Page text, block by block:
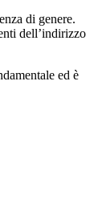
di genere.
dell’indirizzo
ed è